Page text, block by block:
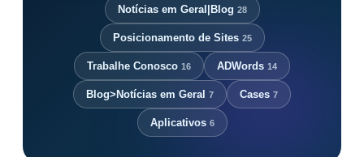
Notícias em Geral|Blog 28
Posicionamento de Sites 25
Trabalhe Conosco 16 ADWords 14
Blog>Notícias em Geral 7 Cases 7
Aplicativos 6